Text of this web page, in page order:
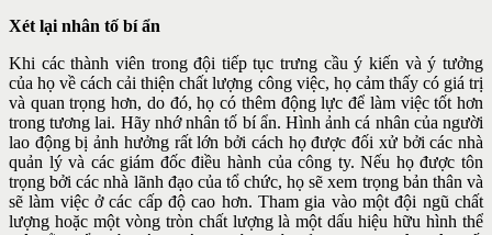
Xét lại nhân tố bí ẩn
Khi các thành viên trong đội tiếp tục trưng cầu ý kiến và ý tưởng
củahọ về cách cải thiện chất lượng công việc, họ cảm thấy có giá trị
và quantrọng hơn, do đó, họ có thêm động lực để làm việc tốt hơn
trong tươnglai. Hãy nhớ nhân tố bí ẩn. Hình ảnh cá nhân của người
lao động bị ảnh hưởng rất lớn bởi cách họ được đối xử bởi các nhà
quản lý và các giám đốc điều hành của công ty. Nếu họ được tôn
trọng bởi các nhà lãnh đạo của tổ chức, họ sẽ xem trọng bản thân và
sẽ làm việc ở các cấp độ cao hơn. Tham gia vào một đội ngũ chất
lượng hoặc một vòng tròn chất lượng là một dấu hiệu hữu hình thể